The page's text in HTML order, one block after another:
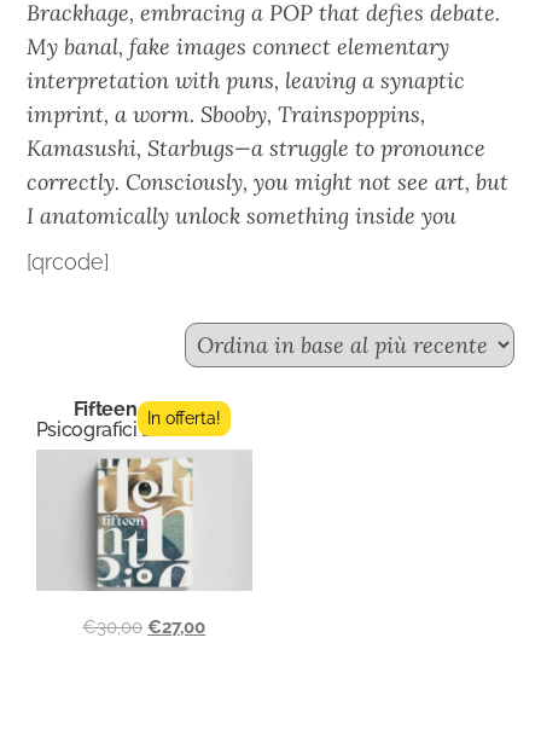
Brackhage, embracing a POP that defies debate.
My banal, fake images connect elementary
interpretation with puns, leaving a synaptic
imprint, a worm. Sbooby, Trainspoppins,
Kamasushi, Starbugs—a struggle to pronounce
correctly. Consciously, you might not see art, but
I anatomically unlock something inside you
[qrcode]
Fifteen n.2
Psicografici Editore
In offerta!
€30,00 €27,00